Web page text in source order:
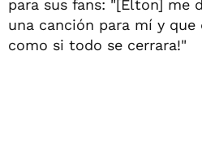
para sus fans: "[Elton] me
una canción para mí y que
como si todo se cerrara!"